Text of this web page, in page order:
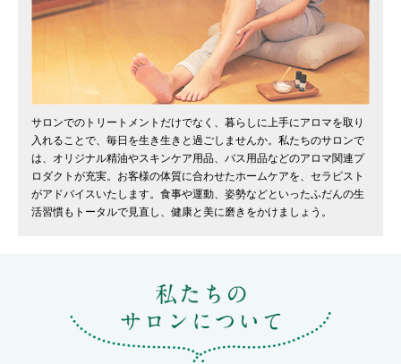
サロンでのトリートメントだけでなく、暮らしに上手にアロマを取り
入れることで、毎日を生き生きと過ごしませんか。私たちのサロンで
は、オリジナル精油やスキンケア用品、バス用品などのアロマ関連プ
ロダクトが充実。お客様の体質に合わせたホームケアを、セラピスト
がアドバイスいたします。食事や運動、姿勢などといったふだんの生
活習慣もトータルで見直し、健康と美に磨きをかけましょう。